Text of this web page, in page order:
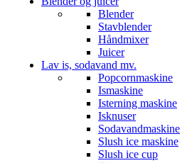
Blender
Stavblender
Håndmixer
Juicer
Lav is, sodavand mv.
Popcornmaskine
Ismaskine
Isterning maskine
Isknuser
Sodavandmaskine
Slush ice maskine
Slush ice cup